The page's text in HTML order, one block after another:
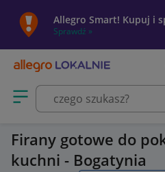
Allegro Smart! Kupuj i
Sprawdź »
Otwórz menu z kategoriami
Firany gotowe do
kuchni - Bogatynia